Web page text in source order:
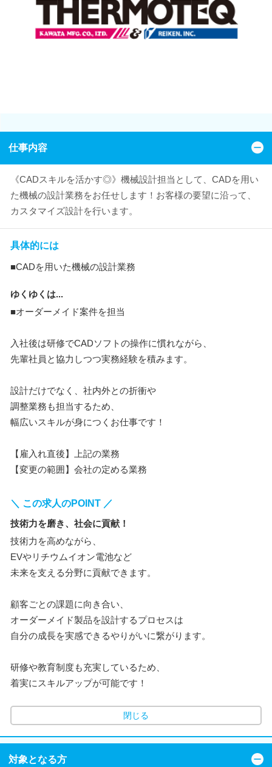
仕事内容
《CADスキルを活かす◎》機械設計担当として、CADを用い
た機械の設計業務をお任せします！お客様の要望に沿って、
カスタマイズ設計を行います。
具体的には
■CADを用いた機械の設計業務
ゆくゆくは...
■オーダーメイド案件を担当
入社後は研修でCADソフトの操作に慣れながら、
先輩社員と協力しつつ実務経験を積みます。
設計だけでなく、社内外との折衝や
調整業務も担当するため、
幅広いスキルが身につくお仕事です！
【雇入れ直後】上記の業務
【変更の範囲】会社の定める業務
＼ この求人のPOINT ／
技術力を磨き、社会に貢献！
技術力を高めながら、
EVやリチウムイオン電池など
未来を支える分野に貢献できます。
顧客ごとの課題に向き合い、
オーダーメイド製品を設計するプロセスは
自分の成長を実感できるやりがいに繋がります。
研修や教育制度も充実しているため、
着実にスキルアップが可能です！
閉じる
対象となる方